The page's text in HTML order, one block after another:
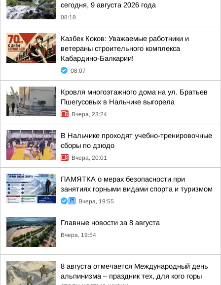
сегодня, 9 августа 2026 года
08:18
Казбек Коков: Уважаемые работники и
ветераны строительного комплекса
Кабардино-Балкарии!
08:07
Кровля многоэтажного дома на ул. Братьев
Пшегусовых в Нальчике выгорела
Вчера, 23:24
В Нальчике проходят учебно-тренировочные
сборы по дзюдо
Вчера, 20:01
ПАМЯТКА о мерах безопасности при
занятиях горными видами спорта и туризмом
Вчера, 19:55
Главные новости за 8 августа
Вчера, 19:54
8 августа отмечается Международный день
альпинизма – праздник тех, для кого горы